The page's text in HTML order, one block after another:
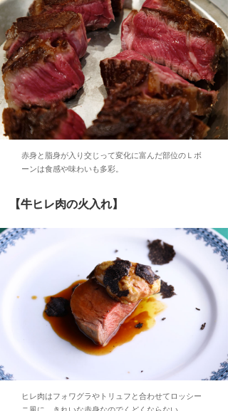
赤身と脂身が入り交じって変化に富んだ部位のＬボ
ーンは食感や味わいも多彩。
【牛ヒレ肉の火入れ】
ヒレ肉はフォワグラやトリュフと合わせてロッシー
ニ風に。きれいな赤身なのでくどくならない。